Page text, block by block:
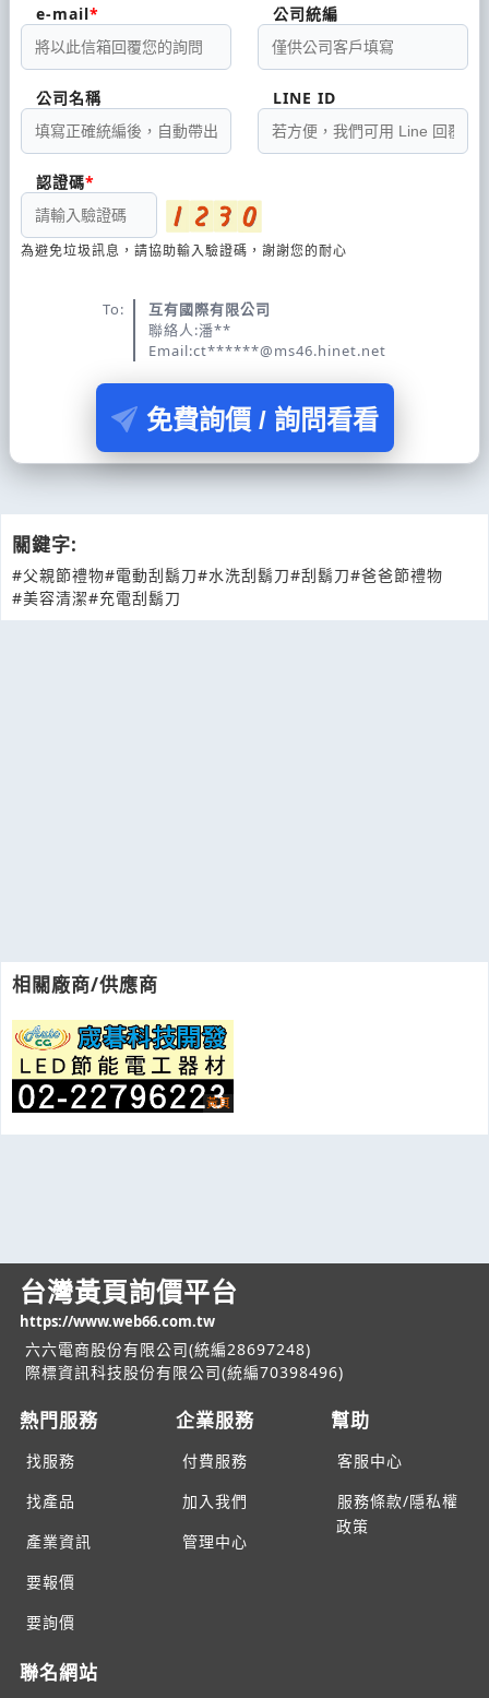
相關廠商/供應商
e-mail 公司統編
公司名稱 LINE ID
認證碼
為避免垃圾訊息，請協助輸入驗證碼，謝謝您的耐心
To:
互有國際有限公司
聯絡人:潘**
Email:ct******@ms46.hinet.net
免費詢價 / 詢問看看
關鍵字:
#父親節禮物#電動刮鬍刀#水洗刮鬍刀#刮鬍刀#爸爸節禮物
#美容清潔#充電刮鬍刀
台灣黃頁詢價平台
https://www.web66.com.tw
六六電商股份有限公司(統編28697248)
際標資訊科技股份有限公司(統編70398496)
熱門服務
找服務
找產品
產業資訊
要報價
要詢價
企業服務
付費服務
加入我們
管理中心
幫助
客服中心
服務條款/隱私權
政策
聯名網站